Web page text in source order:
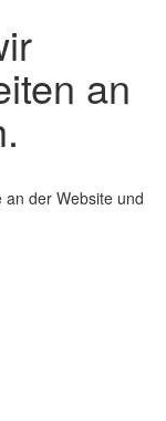
an
der Website und